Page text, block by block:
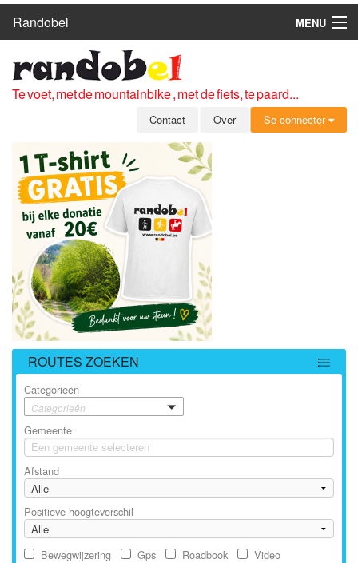
Randobel
MENU
ROUTES
CLUBS
OVER
LEDEN
ZICH AANMELDEN
GRATIS REGISTRATIE
WACHTWOORD VERGETEN
Te voet, met de mountainbike , met de fiets, te paard...
Contact Over Se connecter
ROUTES ZOEKEN
Categorieën
Categorieën
Gemeente
Afstand
Positieve hoogteverschil
Bewegwijzering Gps Roadbook
Video